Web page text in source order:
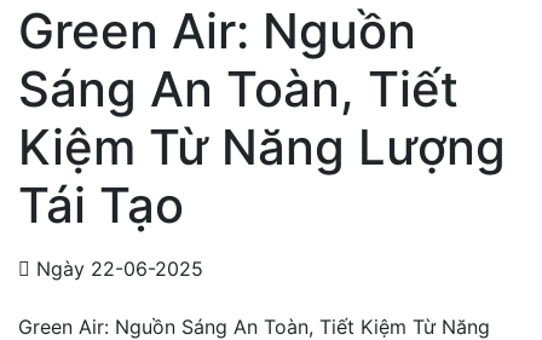
Green Air: Nguồn
Sáng An Toàn, Tiết
Kiệm Từ Năng Lượng
Tái Tạo
Ngày 22-06-2025
Green Air: Nguồn Sáng An Toàn, Tiết Kiệm Từ Năng